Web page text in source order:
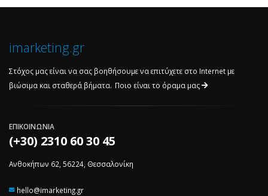
imarketing.gr
Στόχος μας είναι να σας βοηθήσουμε να επιτύχετε στο Internet με
βιώσιμα και σταθερά βήματα. Ποιο είναι το όραμα μας
ΕΠΙΚΟΙΝΩΝΙΑ
(+30) 2310 60 30 45
Ανθοκήπων 62, 56224, Θεσσαλονίκη
hello@imarketing.gr